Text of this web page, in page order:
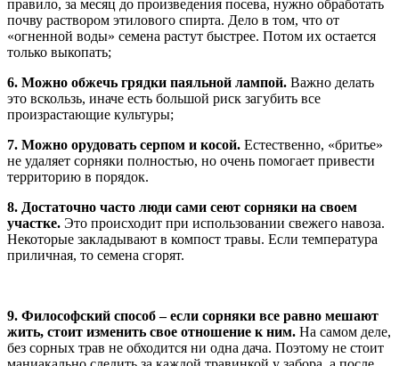
правило, за месяц до произведения посева, нужно обработать
почву раствором этилового спирта. Дело в том, что от
«огненной воды» семена растут быстрее. Потом их остается
только выкопать;
6. Можно обжечь грядки паяльной лампой. Важно делать
это вскользь, иначе есть большой риск загубить все
произрастающие культуры;
7. Можно орудовать серпом и косой. Естественно, «бритье»
не удаляет сорняки полностью, но очень помогает привести
территорию в порядок.
8. Достаточно часто люди сами сеют сорняки на своем
участке. Это происходит при использовании свежего навоза.
Некоторые закладывают в компост травы. Если температура
приличная, то семена сгорят.
9. Философский способ – если сорняки все равно мешают
жить, стоит изменить свое отношение к ним. На самом деле,
без сорных трав не обходится ни одна дача. Поэтому не стоит